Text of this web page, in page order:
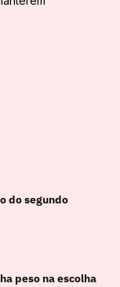
do segundo
peso na escolha